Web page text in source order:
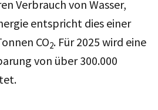
Verbrauch von Wasser,
entspricht dies einer
CO2. Für 2025 wird eine
von über 300.000